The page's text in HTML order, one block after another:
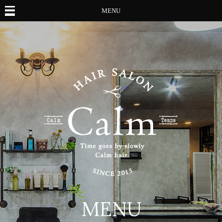
MENU
MENU